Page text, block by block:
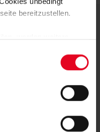
bereitzustellen.
Identifikatoren oder
Durch Klicken auf den
und der
Zwecke gem. §
UNSEREM